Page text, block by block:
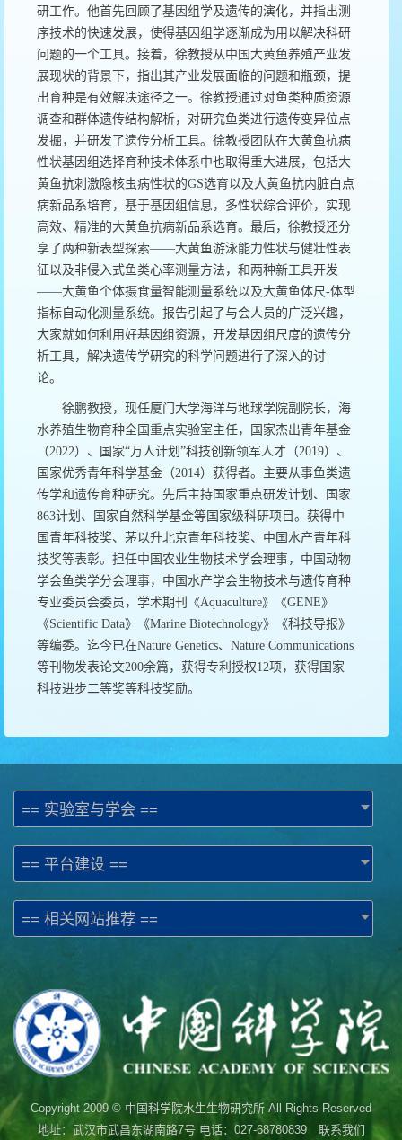
研工作。他首先回顾了基因组学及遗传的演化，并指出测
序技术的快速发展，使得基因组学逐渐成为用以解决科研
问题的一个工具。接着，徐教授从中国大黄鱼养殖产业发
展现状的背景下，指出其产业发展面临的问题和瓶颈，提
出育种是有效解决途径之一。徐教授通过对鱼类种质资源
调查和群体遗传结构解析，对研究鱼类进行遗传变异位点
发掘，并研发了遗传分析工具。徐教授团队在大黄鱼抗病
性状基因组选择育种技术体系中也取得重大进展，包括大
黄鱼抗刺激隐核虫病性状的GS选育以及大黄鱼抗内脏白点
病新品系培育，基于基因组信息，多性状综合评价，实现
高效、精准的大黄鱼抗病新品系选育。最后，徐教授还分
享了两种新表型探索——大黄鱼游泳能力性状与健壮性表
征以及非侵入式鱼类心率测量方法，和两种新工具开发
——大黄鱼个体摄食量智能测量系统以及大黄鱼体尺-体型
指标自动化测量系统。报告引起了与会人员的广泛兴趣，
大家就如何利用好基因组资源，开发基因组尺度的遗传分
析工具，解决遗传学研究的科学问题进行了深入的讨
论。
徐鹏教授，现任厦门大学海洋与地球学院副院长，海
水养殖生物育种全国重点实验室主任，国家杰出青年基金
（2022）、国家“万人计划”科技创新领军人才（2019）、
国家优秀青年科学基金（2014）获得者。主要从事鱼类遗
传学和遗传育种研究。先后主持国家重点研发计划、国家
863计划、国家自然科学基金等国家级科研项目。获得中
国青年科技奖、茅以升北京青年科技奖、中国水产青年科
技奖等表彰。担任中国农业生物技术学会理事，中国动物
学会鱼类学分会理事，中国水产学会生物技术与遗传育种
专业委员会委员，学术期刊《Aquaculture》《GENE》
《Scientific Data》《Marine Biotechnology》《科技导报》
等编委。迄今已在Nature Genetics、Nature Communications
等刊物发表论文200余篇，获得专利授权12项，获得国家
科技进步二等奖等科技奖励。
== 实验室与学会 ==
== 平台建设 ==
== 相关网站推荐 ==
Copyright 2009 © 中国科学院水生生物研究所 All Rights Reserved
地址：武汉市武昌东湖南路7号 电话：027-68780839 联系我们